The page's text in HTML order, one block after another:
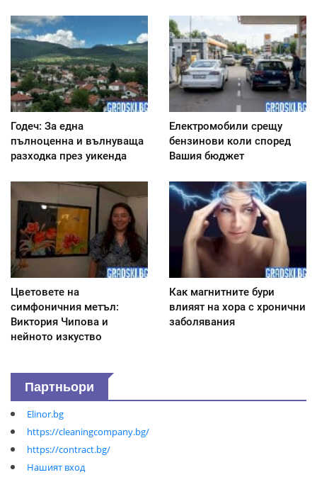
Годеч: За една
пълноценна и вълнуваща
разходка през уикенда
Електромобили срещу
бензинови коли според
Вашия бюджет
Цветовете на
симфоничния метъл:
Виктория Чипова и
нейното изкуство
Как магнитните бури
влияят на хора с хронични
заболявания
Партньори
Elinor.bg
https://cleaningcompany.bg/
https://contract.bg/
Нашият вход